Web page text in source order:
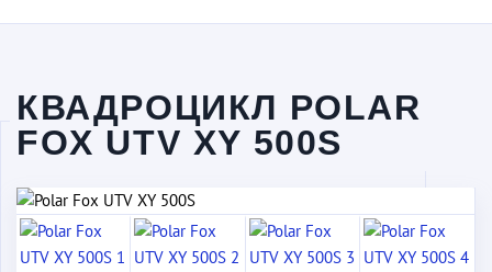
КВАДРОЦИКЛ POLAR
FOX UTV XY 500S